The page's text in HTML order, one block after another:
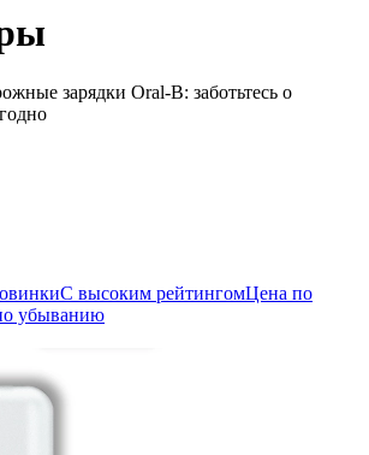
зарядки Oral-B: заботьтесь о
С высоким рейтингомЦена по
убыванию